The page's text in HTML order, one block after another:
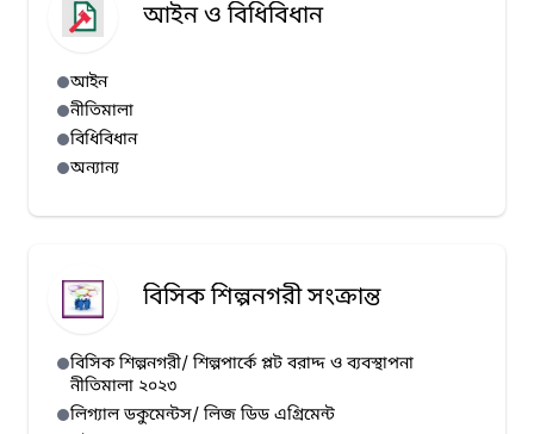
আইন ও বিধিবিধান
আইন
নীতিমালা
বিধিবিধান
অন্যান্য
বিসিক শিল্পনগরী সংক্রান্ত
বিসিক শিল্পনগরী/ শিল্পপার্কে প্লট বরাদ্দ ও ব্যবস্থাপনা
নীতিমালা ২০২৩
লিগ্যাল ডকুমেন্টস/ লিজ ডিড এগ্রিমেন্ট